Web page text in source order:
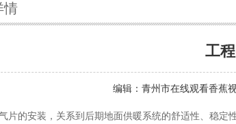
情
工
编辑： 青州市在线观看香蕉
片的安装，关系到后期地面供暖系统的舒适性、稳定